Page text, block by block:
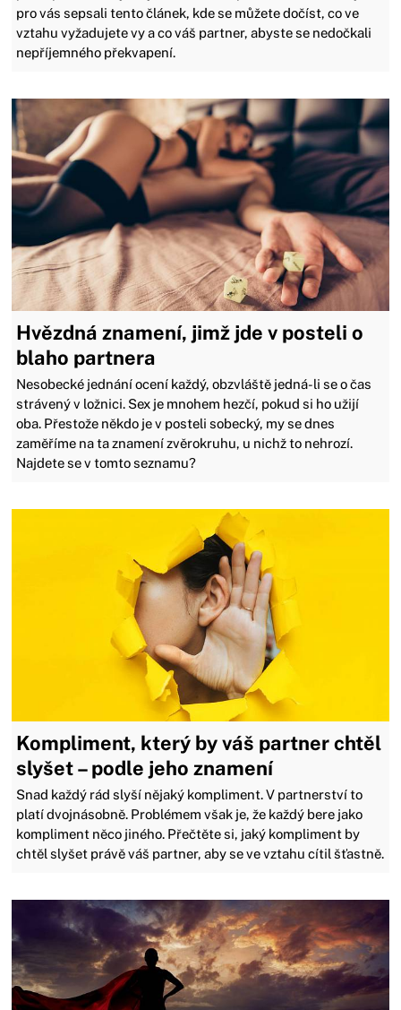
pro vás sepsali tento článek, kde se můžete dočíst, co ve
vztahu vyžadujete vy a co váš partner, abyste se nedočkali
nepříjemného překvapení.
Hvězdná znamení, jimž jde v posteli o
blaho partnera
​​​​​​​Nesobecké jednání ocení každý, obzvláště jedná-li se o čas
strávený v ložnici. Sex je mnohem hezčí, pokud si ho užijí
oba. Přestože někdo je v posteli sobecký, my se dnes
zaměříme na ta znamení zvěrokruhu, u nichž to nehrozí.
Najdete se v tomto seznamu?
Kompliment, který by váš partner chtěl
slyšet –⁠ podle jeho znamení
Snad každý rád slyší nějaký kompliment. V partnerství to
platí dvojnásobně. Problémem však je, že každý bere jako
kompliment něco jiného. Přečtěte si, jaký kompliment by
chtěl slyšet právě váš partner, aby se ve vztahu cítil šťastně.